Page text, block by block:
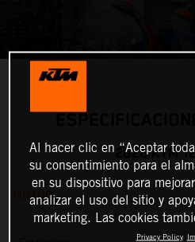
2026 KTM
MOTOR
Al hacer clic en “Aceptar
su consentimiento para el
en su dispositivo para
analizar el uso del sitio y
marketing. Las cookies
Privacy Policy